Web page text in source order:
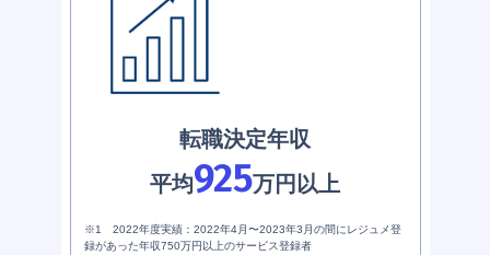
転職決定年収
平均925万円以上
※1 2022年度実績：2022年4月〜2023年3月の間にレジュメ登
録があった年収750万円以上のサービス登録者